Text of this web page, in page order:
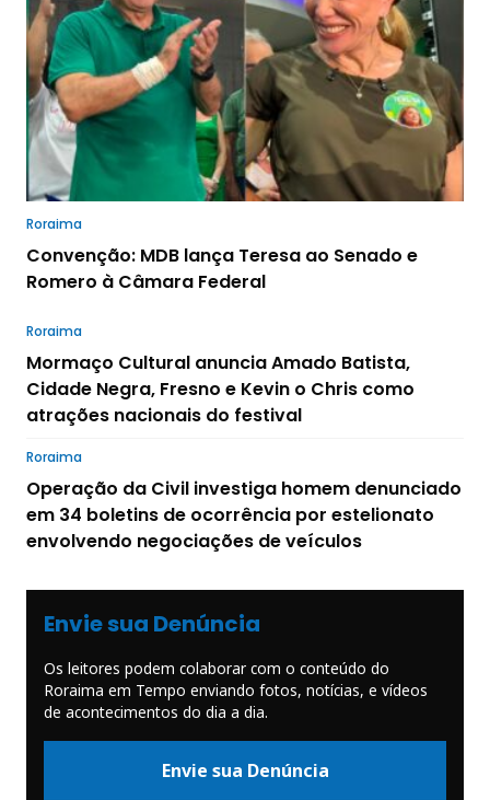
Roraima
Convenção: MDB lança Teresa ao Senado e
Romero à Câmara Federal
Roraima
Mormaço Cultural anuncia Amado Batista,
Cidade Negra, Fresno e Kevin o Chris como
atrações nacionais do festival
Roraima
Operação da Civil investiga homem denunciado
em 34 boletins de ocorrência por estelionato
envolvendo negociações de veículos
Envie sua Denúncia
Os leitores podem colaborar com o conteúdo do
Roraima em Tempo enviando fotos, notícias, e vídeos
de acontecimentos do dia a dia.
Envie sua Denúncia